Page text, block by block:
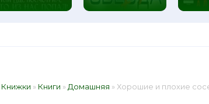
Книжки » Книги » Домашняя » Хорошие и плохие соседи